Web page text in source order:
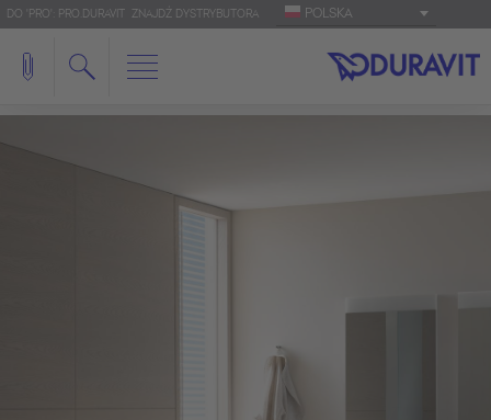
DO 'PRO': PRO.DURAVIT ZNAJDŹ DYSTRYBUTORA POLSKA